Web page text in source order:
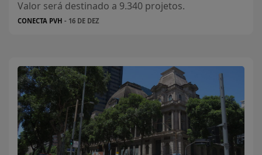
Valor será destinado a 9.340 projetos.
CONECTA PVH - 16 DE DEZ